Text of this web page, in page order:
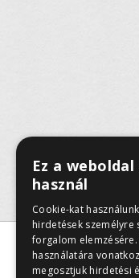
Ez a
használ
Cookie-kat
hirdetések személyre
forgalom
használatára
megosztjuk hirdetési